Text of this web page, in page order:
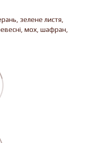
зелене листя,
мох, шафран,